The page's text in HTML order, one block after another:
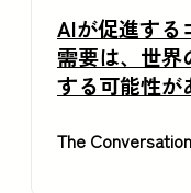
AIが促進する
需要は、世界
する可能性が
The Conversation